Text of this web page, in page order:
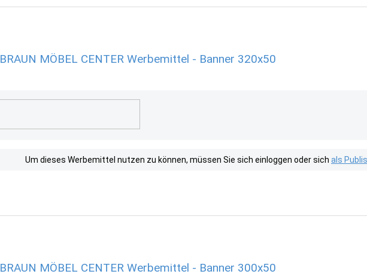
BRAUN MÖBEL CENTER Werbemittel - Banner 320x50
Um dieses Werbemittel nutzen zu können, müssen Sie sich einloggen oder sich als
BRAUN MÖBEL CENTER Werbemittel - Banner 300x50